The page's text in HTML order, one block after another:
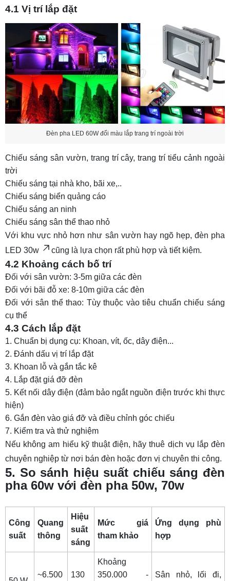
4.1 Vị trí lắp đặt
Đèn pha LED 60W đổi màu lắp trang trí ngoài trời
Chiếu sáng sân vườn, trang trí cây, trang trí tiểu cảnh ngoài
trời
Chiếu sáng tại nhà kho, bãi xe,..
Chiếu sáng biển quảng cáo
Chiếu sáng an ninh
Chiếu sáng sân thể thao nhỏ
Với khu vực nhỏ hơn như sân vườn hay ngõ hẹp, đèn pha
LED 30w
cũng là lựa chọn rất phù hợp và tiết kiệm.
4.2 Khoảng cách bố trí
Đối với sân vườn: 3-5m giữa các đèn
Đối với bãi đỗ xe: 8-10m giữa các đèn
Đối với sân thể thao: Tùy thuộc vào tiêu chuẩn chiếu sáng
cụ thể
4.3 Cách lắp đặt
Chuẩn bị dụng cụ: Khoan, vít, ốc, dây điện...
Đánh dấu vị trí lắp đặt
Khoan lỗ và gắn tắc kê
Lắp đặt giá đỡ đèn
Kết nối dây điện (đảm bảo ngắt nguồn điện trước khi thực
hiện)
Gắn đèn vào giá đỡ và điều chỉnh góc chiếu
Kiểm tra và thử nghiệm
Nếu không am hiểu kỹ thuật điện, hãy thuê dịch vụ lắp đèn
chuyên nghiệp từ nơi bán đèn hoặc đơn vị chuyên thi công.
5. So sánh hiệu suất chiếu sáng đèn
pha 60w với đèn pha 50w, 70w
Công
suất
Quang
thông
Hiệu
suất
sáng
Mức giá
tham khảo
Ứng dụng phù
hợp
~6.500
130
Khoảng
350.000 -
Sân nhỏ, lối đi,